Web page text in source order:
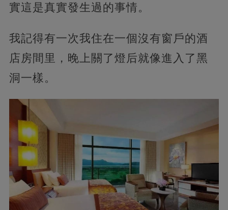
實這是真實發生過的事情。
我記得有一次我住在一個沒有窗戶的酒
店房間里，晚上關了燈后就像進入了黑
洞一樣。